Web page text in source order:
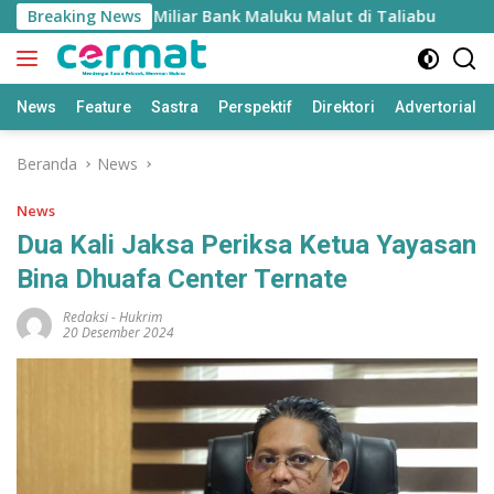
Langsung
ke
konten
Breaking News
Fraud Rp1,8 Miliar Bank Maluku Malut di Taliabu
News Feature Sastra Perspektif Direktori Advertorial
Beranda News
News
Dua Kali Jaksa Periksa Ketua Yayasan
Bina Dhuafa Center Ternate
Redaksi-Hukrim
20 Desember 2024